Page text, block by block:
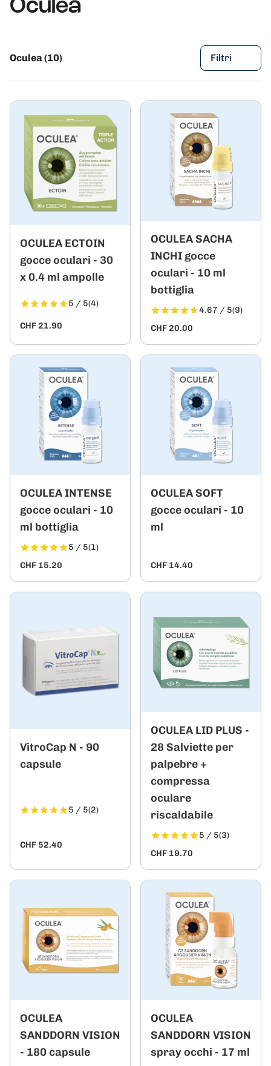
Oculea
Oculea (10) Filtri
OCULEA ECTOIN
gocce oculari - 30
x 0.4 ml ampolle
5 / 5(4)
CHF 21.90
OCULEA SACHA
INCHI gocce
oculari - 10 ml
bottiglia
4.67 / 5(9)
CHF 20.00
OCULEA INTENSE
gocce oculari - 10
ml bottiglia
5 / 5(1)
CHF 15.20
OCULEA SOFT
gocce oculari - 10
ml
CHF 14.40
VitroCap N - 90
capsule
5 / 5(2)
CHF 52.40
OCULEA LID PLUS -
28 Salviette per
palpebre +
compressa
oculare
riscaldabile
5 / 5(3)
CHF 19.70
OCULEA
SANDDORN VISION
- 180 capsule
OCULEA
SANDDORN VISION
spray occhi - 17 ml